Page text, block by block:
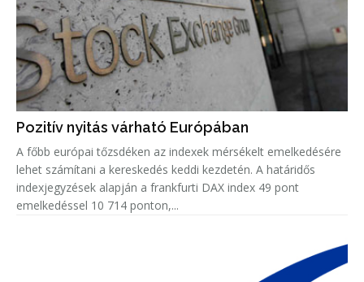
Pozitív nyitás várható Európában
A főbb európai tőzsdéken az indexek mérsékelt emelkedésére
lehet számítani a kereskedés keddi kezdetén. A határidős
indexjegyzések alapján a frankfurti DAX index 49 pont
emelkedéssel 10 714 ponton,...